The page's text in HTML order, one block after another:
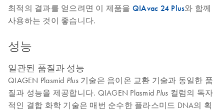
최적의 결과를 얻으려면 이 제품을 QIAvac 24 Plus와 함께
사용하는 것이 좋습니다.
성능
일관된 품질과 성능
QIAGEN Plasmid Plus기술은 음이온 교환 기술과 동일한 품
질과 성능을 제공합니다. QIAGEN Plasmid Plus 컬럼의 독자
적인 결합 화학 기술은 매번 순수한 플라스미드 DNA의 획